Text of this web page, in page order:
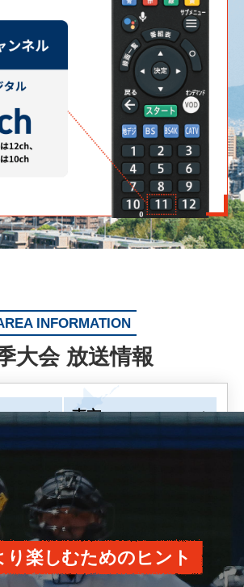
INFORMATION
大会 放送情報
東京
り楽しむためのヒント